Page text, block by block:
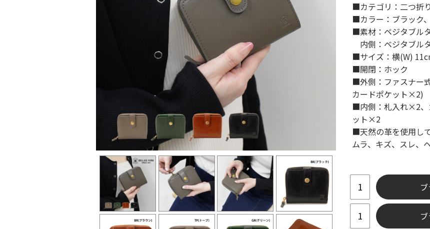
■カテゴリ：二つ折
■カラー：ブラック
■素材：ベジタブル
内側：ベジタブル
■サイズ：横(W)
■開閉：ホック
■外側：ファスナー
カードポケット×2)
■内側：札入れ×2、
ット×2
■天然の革を使用し
ムラ、キズ、スレ、